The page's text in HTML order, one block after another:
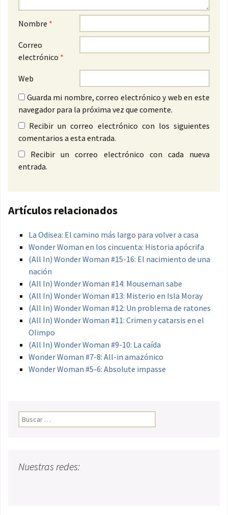
Nombre *
Correo
electrónico *
Web
Guarda mi nombre, correo electrónico y web en este
navegador para la próxima vez que comente.
Recibir un correo electrónico con los siguientes
comentarios a esta entrada.
Recibir un correo electrónico con cada nueva
entrada.
Artículos relacionados
La Odisea: El camino más largo para volver a casa
Wonder Woman en los cincuenta: Historia apócrifa
(All In) Wonder Woman #15-16: El nacimiento de una
nación
(All In) Wonder Woman #14: Mouseman sabe
(All In) Wonder Woman #13: Misterio en Isla Moray
(All In) Wonder Woman #12: Un problema de ratones
(All In) Wonder Woman #11: Crimen y catarsis en el
Olimpo
(All In) Wonder Woman #9-10: La caída
Wonder Woman #7-8: All-in amazónico
Wonder Woman #5-6: Absolute impasse
Buscar:
Nuestras redes: